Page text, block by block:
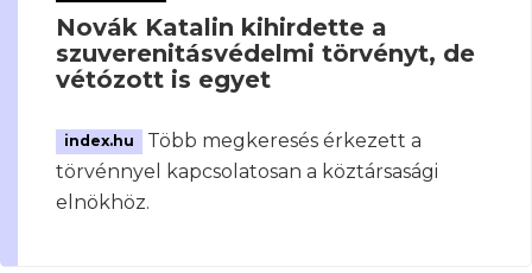
Novák Katalin kihirdette a
szuverenitásvédelmi törvényt, de
vétózott is egyet
index.hu
Több megkeresés érkezett a
törvénnyel kapcsolatosan a köztársasági
elnökhöz.